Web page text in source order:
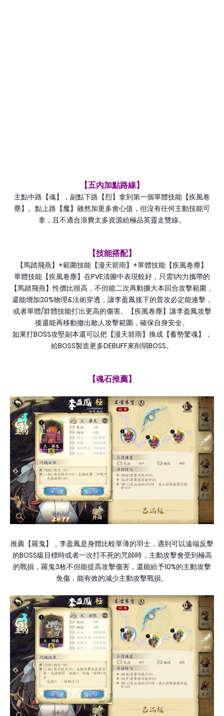
【五內加點路線】
主點中路【魂】，副點下路【烈】拿到第一個單體技能【疾風卷
塵】。點上路【魔】雖然加更多會心值，但沒有任何主動技能可
拿，且不適合浪費太多資源給極品英靈走雙線。
【技能搭配】
【馬踏飛燕】 +範圍技能【漫天箭雨】 +單體技能【疾風卷塵】
單體技能【疾風卷塵】在PVE清圖中表現較好，只需1內力攜帶的
【馬踏飛燕】性價比很高，不但能二次再動擴大本回合攻擊範圍，
還能增加20%物理&法術穿透，讓李盈鳳接下的普攻必定能連擊，
或者單體/群體技能打出更高的傷害。【疾風卷塵】讓李盈鳳攻擊
後還能再移動撤出敵人攻擊範圍，確保自身安全。
如果打BOSS攻堅副本還可以把【漫天箭雨】換成【蓄勢驚魂】，
給BOSS製造更多DEBUFF來削弱BOSS 。
【魂石推薦】
推薦【羅鬼】，李盈鳳是身體比較單薄的羽士，遇到可以遠端反擊
的BOSS級目標時或者一次打不死的咒師時，主動攻擊會受到極高
的戰損，羅鬼3枚不但能提高攻擊傷害，還能給予10%的主動攻擊
免傷，能有效的減少主動攻擊戰損。